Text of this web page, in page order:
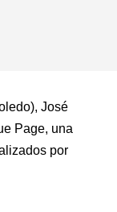
José
Page, una
por